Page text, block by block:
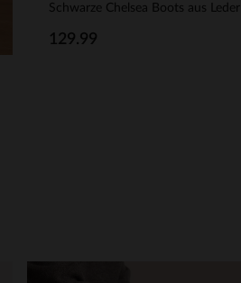
Schwarze Chelsea Boots aus Leder
129.99